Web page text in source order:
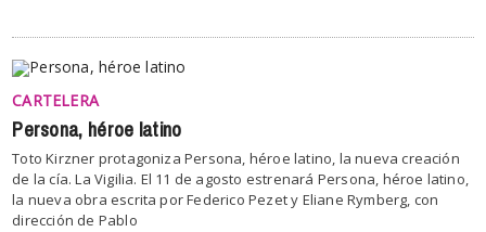
CARTELERA
Persona, héroe latino
Toto Kirzner protagoniza Persona, héroe latino, la nueva creación
de la cía. La Vigilia. El 11 de agosto estrenará Persona, héroe latino,
la nueva obra escrita por Federico Pezet y Eliane Rymberg, con
dirección de Pablo